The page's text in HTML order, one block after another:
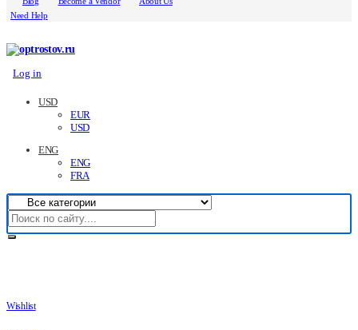
Need Help
Log in
USD
EUR
USD
ENG
ENG
FRA
Wishlist